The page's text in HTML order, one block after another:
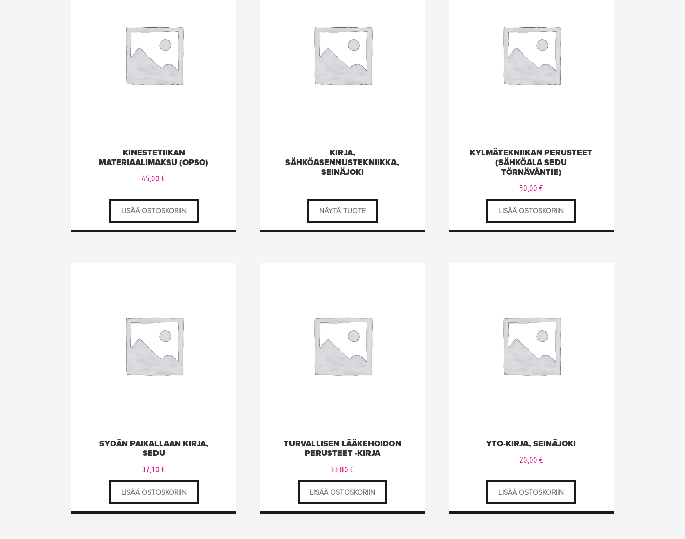
KINESTETIIKAN
MATERIAALIMAKSU (OPSO)
45,00 €
LISÄÄ OSTOSKORIIN
KIRJA,
SÄHKÖASENNUSTEKNIIKKA,
SEINÄJOKI
NÄYTÄ TUOTE
KYLMÄTEKNIIKAN PERUSTEET
(SÄHKÖALA SEDU
TÖRNÄVÄNTIE)
30,00 €
LISÄÄ OSTOSKORIIN
SYDÄN PAIKALLAAN KIRJA,
SEDU
37,10 €
LISÄÄ OSTOSKORIIN
TURVALLISEN LÄÄKEHOIDON
PERUSTEET -KIRJA
33,80 €
LISÄÄ OSTOSKORIIN
YTO-KIRJA, SEINÄJOKI
20,00 €
LISÄÄ OSTOSKORIIN